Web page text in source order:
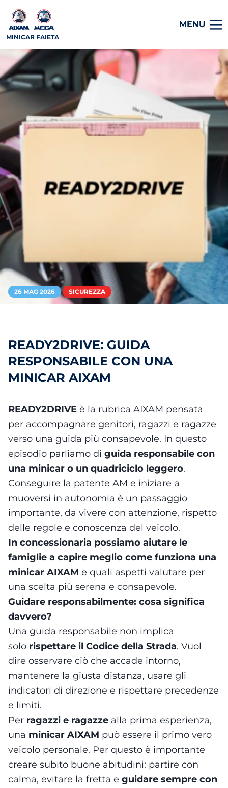
MINICAR FAIETA
MENU
26 MAG 2026 SICUREZZA
READY2DRIVE: GUIDA
RESPONSABILE CON UNA
MINICAR AIXAM
READY2DRIVE è la rubrica AIXAM pensata
per accompagnare genitori, ragazzi e ragazze
verso una guida più consapevole. In questo
episodio parliamo di guida responsabile con
una minicar o un quadriciclo leggero.
Conseguire la patente AM e iniziare a
muoversi in autonomia è un passaggio
importante, da vivere con attenzione, rispetto
delle regole e conoscenza del veicolo.
In concessionaria possiamo aiutare le
famiglie a capire meglio come funziona una
minicar AIXAM e quali aspetti valutare per
una scelta più serena e consapevole.
Guidare responsabilmente: cosa significa
davvero?
Una guida responsabile non implica
solo rispettare il Codice della Strada. Vuol
dire osservare ciò che accade intorno,
mantenere la giusta distanza, usare gli
indicatori di direzione e rispettare precedenze
e limiti.
Per ragazzi e ragazze alla prima esperienza,
una minicar AIXAM può essere il primo vero
veicolo personale. Per questo è importante
creare subito buone abitudini: partire con
calma, evitare la fretta e guidare sempre con